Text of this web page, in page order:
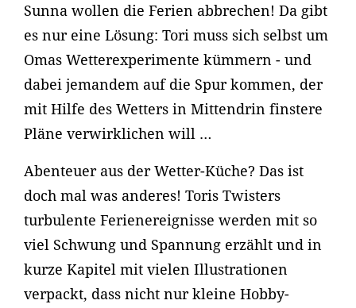
Sunna wollen die Ferien abbrechen! Da gibt
es nur eine Lösung: Tori muss sich selbst um
Omas Wetterexperimente kümmern - und
dabei jemandem auf die Spur kommen, der
mit Hilfe des Wetters in Mittendrin finstere
Pläne verwirklichen will …
Abenteuer aus der Wetter-Küche? Das ist
doch mal was anderes! Toris Twisters
turbulente Ferienereignisse werden mit so
viel Schwung und Spannung erzählt und in
kurze Kapitel mit vielen Illustrationen
verpackt, dass nicht nur kleine Hobby-